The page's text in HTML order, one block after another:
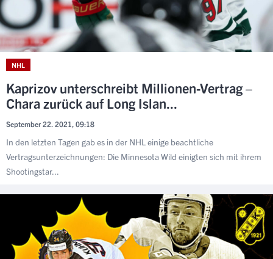
NHL
Kaprizov unterschreibt Millionen-Vertrag –
Chara zurück auf Long Islan...
September 22. 2021, 09:18
In den letzten Tagen gab es in der NHL einige beachtliche
Vertragsunterzeichnungen: Die Minnesota Wild einigten sich mit ihrem
Shootingstar...